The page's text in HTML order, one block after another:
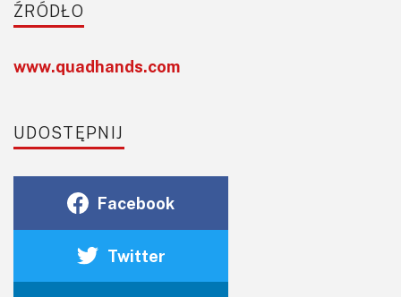
ŹRÓDŁO
www.quadhands.com
UDOSTĘPNIJ
Facebook
Twitter